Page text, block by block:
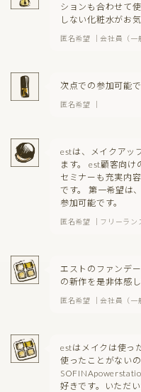
ションも合わせて
しない化粧水がお
匿名希望 ｜会社員（一
次点での参加可能
匿名希望 ｜
estは、メイクアッ
ます。 est顧客向
セミナーも充実内
です。 第一希望は
参加可能です。
匿名希望 ｜フリーラン
エストのファンデ
の新作を是非体感
匿名希望 ｜会社員（一
estはメイクは使っ
使ったことがない
好きです。いただ